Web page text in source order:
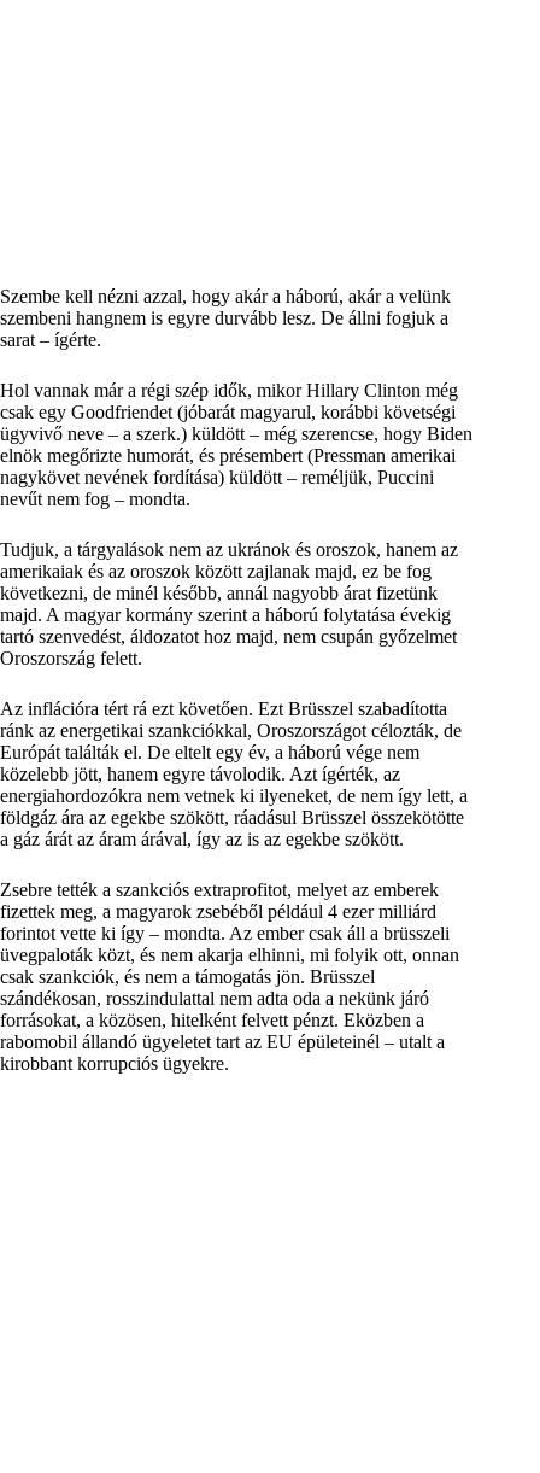
Szembe kell nézni azzal, hogy akár a háború, akár a velünk
szembeni hangnem is egyre durvább lesz. De állni fogjuk a
sarat – ígérte.
Hol vannak már a régi szép idők, mikor Hillary Clinton még
csak egy Goodfriendet (jóbarát magyarul, korábbi követségi
ügyvivő neve – a szerk.) küldött – még szerencse, hogy Biden
elnök megőrizte humorát, és présembert (Pressman amerikai
nagykövet nevének fordítása) küldött – reméljük, Puccini
nevűt nem fog – mondta.
Tudjuk, a tárgyalások nem az ukránok és oroszok, hanem az
amerikaiak és az oroszok között zajlanak majd, ez be fog
következni, de minél később, annál nagyobb árat fizetünk
majd. A magyar kormány szerint a háború folytatása évekig
tartó szenvedést, áldozatot hoz majd, nem csupán győzelmet
Oroszország felett.
Az inflációra tért rá ezt követően. Ezt Brüsszel szabadította
ránk az energetikai szankciókkal, Oroszországot célozták, de
Európát találták el. De eltelt egy év, a háború vége nem
közelebb jött, hanem egyre távolodik. Azt ígérték, az
energiahordozókra nem vetnek ki ilyeneket, de nem így lett, a
földgáz ára az egekbe szökött, ráadásul Brüsszel összekötötte
a gáz árát az áram árával, így az is az egekbe szökött.
Zsebre tették a szankciós extraprofitot, melyet az emberek
fizettek meg, a magyarok zsebéből például 4 ezer milliárd
forintot vette ki így – mondta. Az ember csak áll a brüsszeli
üvegpaloták közt, és nem akarja elhinni, mi folyik ott, onnan
csak szankciók, és nem a támogatás jön. Brüsszel
szándékosan, rosszindulattal nem adta oda a nekünk járó
forrásokat, a közösen, hitelként felvett pénzt. Eközben a
rabomobil állandó ügyeletet tart az EU épületeinél – utalt a
kirobbant korrupciós ügyekre.